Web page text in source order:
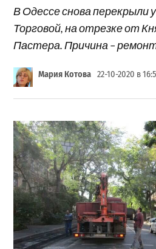
В Одессе снова перекрыли
Торговой, на отрезке от
Пастера. Причина –
Мария Котова 22-10-2020 в